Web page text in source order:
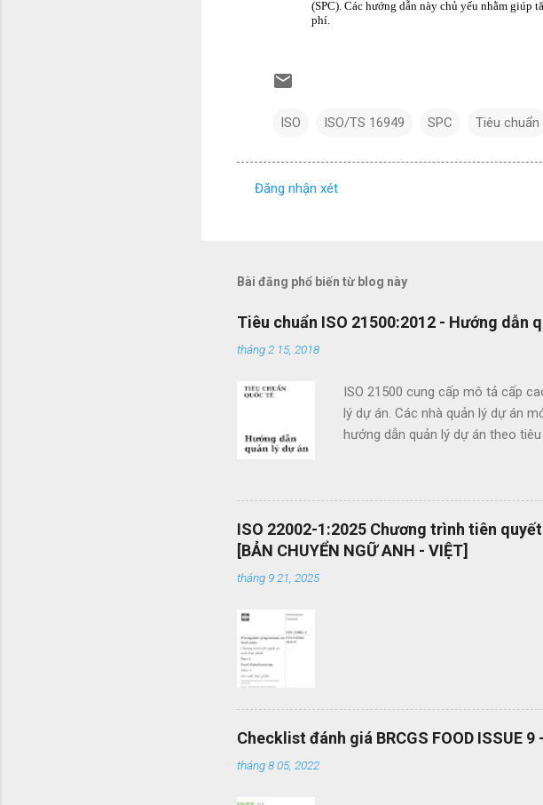
ISO ISO/TS 16949 SPC Tiêu chuẩn
n
é
t
Đăng nhận xét
Bài đăng phổ biến từ blog này
Tiêu chuẩn ISO 21500:2012 - Hướng dẫn
tháng 2 15, 2018
ISO 21500 cung cấp mô tả cấp
lý dự án. Các nhà quản lý dự án
hướng dẫn quản lý dự án theo
các tổ chức nhằm nâng cao
việc sử dụng thuật ngữ quản lý
án và khả năng làm việc trong
mang tính phổ quát OEMS
được vận hành dạng bản in?
ISO 22002-1:2025 Chương trình tiên
[BẢN CHUYỂN NGỮ ANH - VIỆT]
tháng 9 21, 2025
Checklist đánh giá BRCGS FOOD ISSUE
tháng 8 05, 2022